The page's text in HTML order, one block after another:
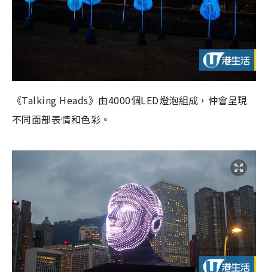
《Talking Heads》由4000個LED燈泡組成，仲會呈現
不同面部表情和色彩。